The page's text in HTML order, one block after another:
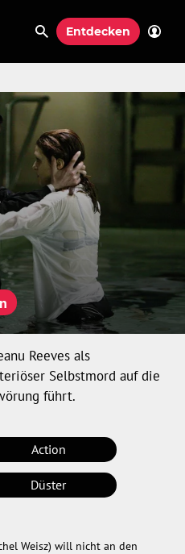
Entdecken
Reeves als
Selbstmord auf die
führt.
Action
Düster
Weisz) will nicht an den